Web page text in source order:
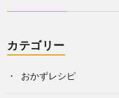
カテゴリー
おかずレシピ